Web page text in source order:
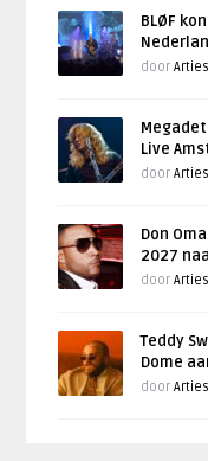
BLØF
door
Live
door
Don
2027
door
Teddy
Dome
door